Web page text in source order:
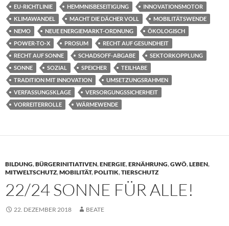
EU-RICHTLINIE
HEMMNISBESEITIGUNG
INNOVATIONSMOTOR
KLIMAWANDEL
MACHT DIE DÄCHER VOLL
MOBILITÄTSWENDE
NEMO
NEUE ENERGIEMARKT-ORDNUNG
ÖKOLOGISCH
POWER-TO-X
PROSUM
RECHT AUF GESUNDHEIT
RECHT AUF SONNE
SCHADSOFF-ABGABE
SEKTORKOPPLUNG
SONNE
SOZIAL SPEICHER
TEILHABE
TRADITION MIT INNOVATION
UMSETZUNGSRAHMEN
VERFASSUNGSKLAGE
VERSORGUNGSSICHERHEIT
VORREITERROLLE
WÄRMEWENDE
BILDUNG,BÜRGERINITIATIVEN,ENERGIE,ERNÄHRUNG,GWÖ,LEBEN,
MITWELTSCHUTZ,MOBILITÄT,POLITIK,TIERSCHUTZ
22/24 SONNE FÜR ALLE!
22. DEZEMBER 2018 BEATE